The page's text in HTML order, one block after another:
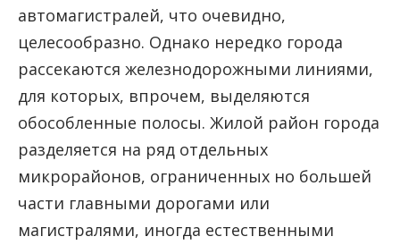
автомагистралей, что очевидно,
целесообразно. Однако нередко города
рассекаются железнодорожными линиями,
для которых, впрочем, выделяются
обособленные полосы. Жилой район города
разделяется на ряд отдельных
микрорайонов, ограниченных но большей
части главными дорогами или
магистралями, иногда естественными